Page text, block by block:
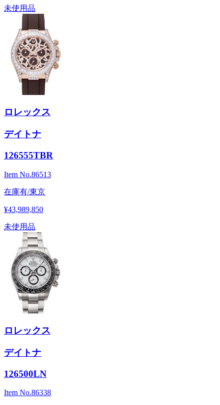
未使用品
ロレックス
デイトナ
126555TBR
Item No.86513
在庫有/東京
¥43,989,850
未使用品
ロレックス
デイトナ
126500LN
Item No.86338